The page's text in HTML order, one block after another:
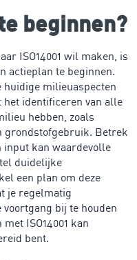
beginnen?
ISO14001 wil maken, is
actieplan te beginnen.
huidige milieuaspecten
het identificeren van alle
hebben, zoals
grondstofgebruik. Betrek
kan waardevolle
duidelijke
een plan om deze
je regelmatig
bij te houden
ISO14001 kan
bent.